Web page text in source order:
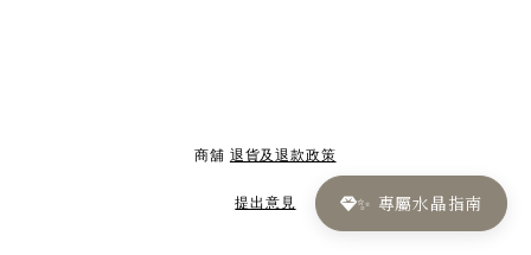
✨ 專屬水晶指南
商舖 退貨及退款政策
提出意見